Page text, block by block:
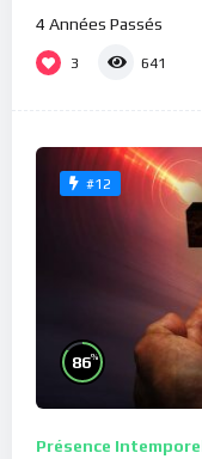
4 Années Passés
3 641
#12
86%
Présence